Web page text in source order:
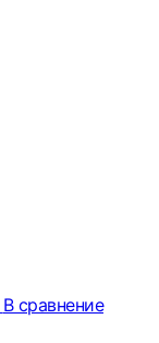
В сравнение